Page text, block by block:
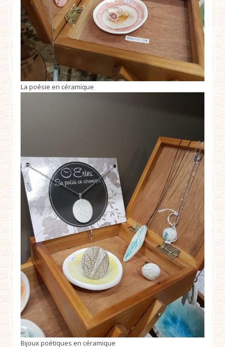
La poésie en céramique
Bijoux poétiques en céramique